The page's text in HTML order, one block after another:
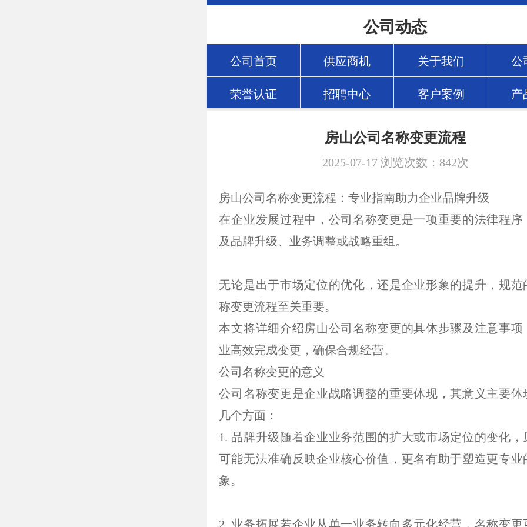
公司动态
公司首页 供应商机 关于我们 公
荣誉认证 招聘中心 客户案例 产
房山公司名称变更流程
2025-07-17浏览次数： 842次
房山公司名称变更流程：专业指南助力企业品牌升级
在企业发展过程中，公司名称变更是一项重要的法律程序
及品牌升级、业务调整或战略重组。
称变更流程至关重要。